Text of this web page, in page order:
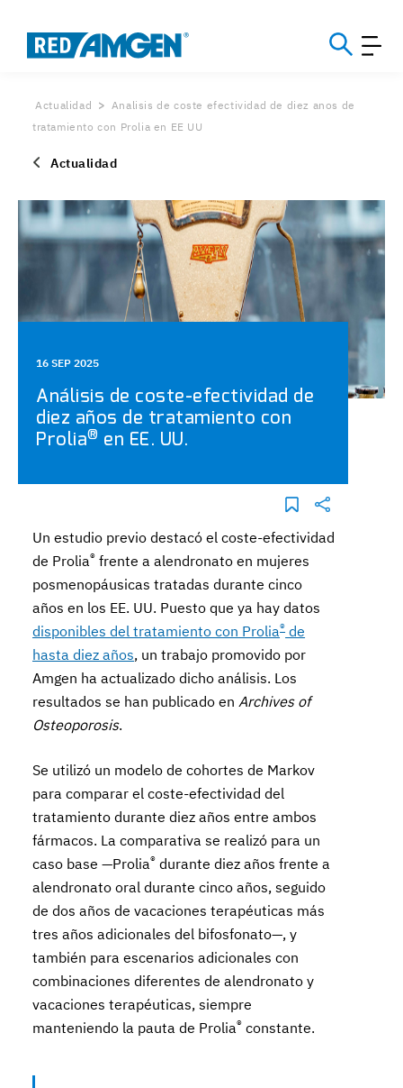
Actualidad
Analisis de coste efectividad de diez anos de
tratamiento con Prolia en EE UU
Actualidad
16 SEP 2025
Análisis de coste-efectividad de
diez años de tratamiento con
Prolia® en EE. UU.
Un estudio previo destacó el coste-efectividad
de Prolia® frente a alendronato en mujeres
posmenopáusicas tratadas durante cinco
años en los EE. UU. Puesto que ya hay datos
disponibles del tratamiento con Prolia® de
hasta diez años, un trabajo promovido por
Amgen ha actualizado dicho análisis. Los
resultados se han publicado enArchives of
Osteoporosis.
Se utilizó un modelo de cohortes de Markov
para comparar el coste-efectividad del
tratamiento durante diez años entre ambos
fármacos. La comparativa se realizó para un
caso base —Prolia® durante diez años frente a
alendronato oral durante cinco años, seguido
de dos años de vacaciones terapéuticas más
tres años adicionales del bifosfonato—, y
también para escenarios adicionales con
combinaciones diferentes de alendronato y
vacaciones terapéuticas, siempre
manteniendo la pauta de Prolia® constante.